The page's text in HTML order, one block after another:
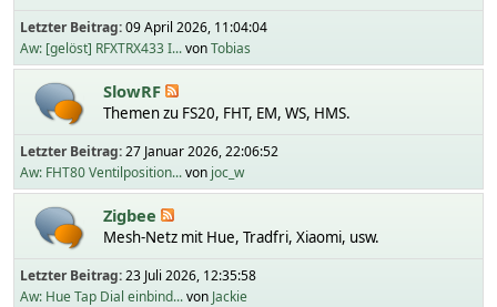
Letzter Beitrag:09 April 2026, 11:04:04
Aw: [gelöst] RFXTRX433 I...vonTobias
SlowRF
Themen zu FS20, FHT, EM, WS, HMS.
Letzter Beitrag:27 Januar 2026, 22:06:52
Aw: FHT80 Ventilposition...von joc_w
Zigbee
Mesh-Netz mit Hue, Tradfri, Xiaomi, usw.
Letzter Beitrag:23 Juli 2026, 12:35:58
Aw: Hue Tap Dial einbind...von Jackie